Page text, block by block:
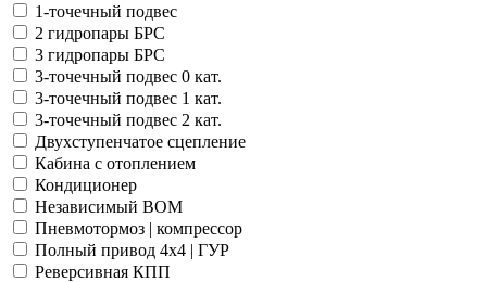
1-точечный подвес
2 гидропары БРС
3 гидропары БРС
3-точечный подвес 0 кат.
3-точечный подвес 1 кат.
3-точечный подвес 2 кат.
Двухступенчатое сцепление
Кабина с отоплением
Кондиционер
Независимый ВОМ
Пневмотормоз | компрессор
Полный привод 4x4 | ГУР
Реверсивная КПП